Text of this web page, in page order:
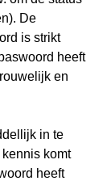
De
is strikt
heeft
en
in te
komt
heeft